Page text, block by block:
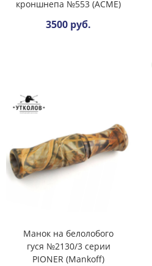
кроншнепа №553 (ACME)
3500 руб.
Манок на белолобого
гуся №2130/3 серии
PIONER (Mankoff)